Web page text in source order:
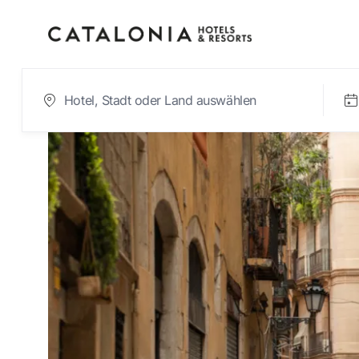
Bitte melden Sie
LOGIN
Passwort
oder verwenden Sie eine der